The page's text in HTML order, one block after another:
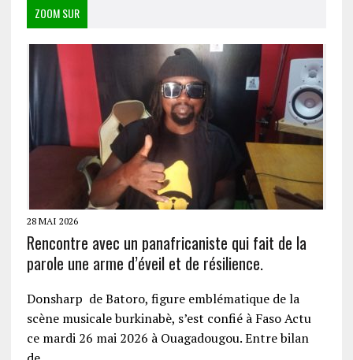
ZOOM SUR
28 MAI 2026
Rencontre avec un panafricaniste qui fait de la
parole une arme d’éveil et de résilience.
Donsharp de Batoro, figure emblématique de la
scène musicale burkinabè, s’est confié à Faso Actu
ce mardi 26 mai 2026 à Ouagadougou. Entre bilan